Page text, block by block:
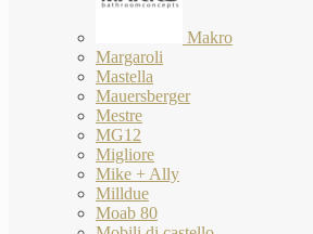
Makro
Margaroli
Mastella
Mauersberger
Mestre
MG12
Migliore
Mike + Ally
Milldue
Moab 80